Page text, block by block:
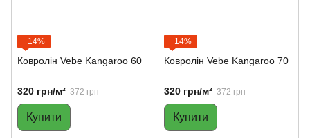
−14%
Ковролін Vebe Kangaroo 60
320 грн/м² 372 грн
Купити
−14%
Ковролін Vebe Kangaroo 70
320 грн/м² 372 грн
Купити